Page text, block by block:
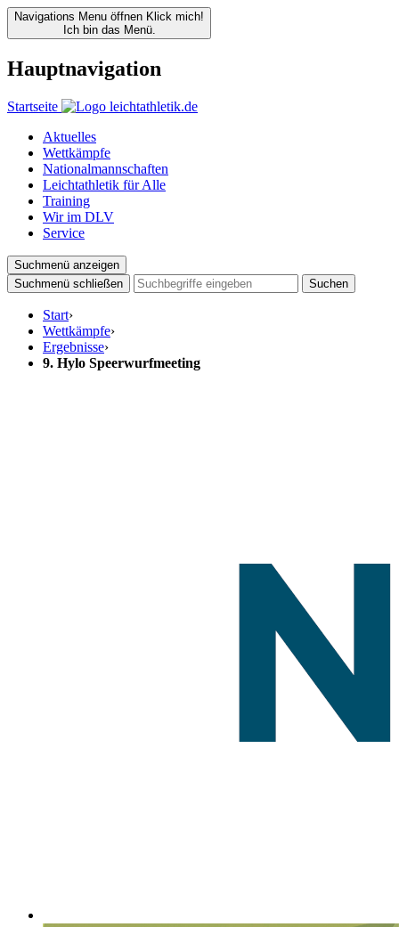
Navigations Menu öffnen Klick mich!
Ich bin das Menü.
Hauptnavigation
Startseite
Aktuelles
Wettkämpfe
Nationalmannschaften
Leichtathletik für Alle
Training
Wir im DLV
Service
Suchmenü anzeigen
Suchmenü schließen
Suchen
Start›
Wettkämpfe›
Ergebnisse›
9. Hylo Speerwurfmeeting